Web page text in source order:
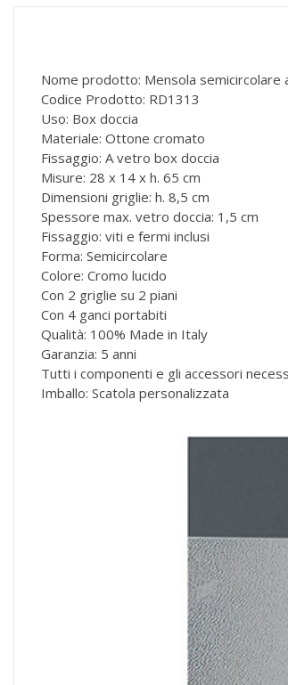
Nome prodotto: Mensola semicircolare
Codice Prodotto: RD1313
Uso: Box doccia
Materiale: Ottone cromato
Fissaggio: A vetro box doccia
Misure: 28 x 14 x h. 65 cm
Dimensioni griglie: h. 8,5 cm
Spessore max. vetro doccia: 1,5 cm
Fissaggio: viti e fermi inclusi
Forma: Semicircolare
Colore: Cromo lucido
Con 2 griglie su 2 piani
Con 4 ganci portabiti
Qualità: 100% Made in Italy
Garanzia: 5 anni
Tutti i componenti e gli accessori
Imballo: Scatola personalizzata